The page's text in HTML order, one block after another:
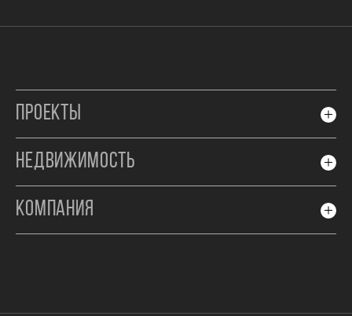
ПРОЕКТЫ
НЕДВИЖИМОСТЬ
КОМПАНИЯ